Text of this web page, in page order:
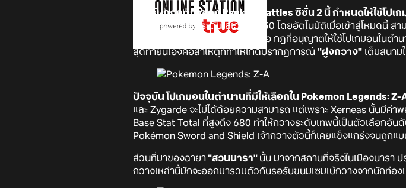
สำหรับกฎกติกาของ Ranked Battles ซีซั่น 2 นี้ กำหนดให้ใช้โปเ
ทั้งหมดจะถูกปรับระดับเลเวลเป็น 50 โดยอัตโนมัติเมื่อเข้าสู่โหมดนี้ ส
มอนซ้ำชนิดกัน และที่สำคัญที่สุดคือ กฎที่อนุญาตให้ใช้โปเกมอนในตำ
สุดท้ายนี้เองคือสาเหตุที่ทำให้เกิดปรากฏการณ์ "ฝูงกวาง" เต็มสนาม
ปัจจุบัน โปเกมอนในตำนานที่มีให้เลือกใน Pokemon Legends: Z-
และ Zygarde จะไม่ได้ด้อยความสามารถ แต่เพราะ Xerneas นั้นมีค่
Base Stat Total ที่สูงถึง 680 ทำให้กวางระดับเทพนี้เป็นตัวเลือกอั
Pokémon Sword and Shield เจ้ากวางตัวนี้ก็เคยแข็งแกร่งจนถูก
ส่วนที่มาของฉายา"สวนนารา" นั้น มาจากสถานที่จริงในเมืองนารา
กวางเหล่านี้มักจะออกมารวมตัวกันรอรับขนมเซมเบ้กวางจากนักท่อง